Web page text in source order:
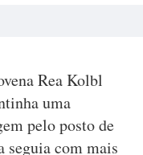
Rea Kolbl
uma
pelo posto de
seguia com mais